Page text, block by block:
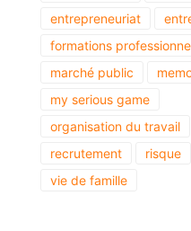
entrepreneuriat
formations
marché public
my serious game
organisation du travail
recrutement
risque
vie de famille